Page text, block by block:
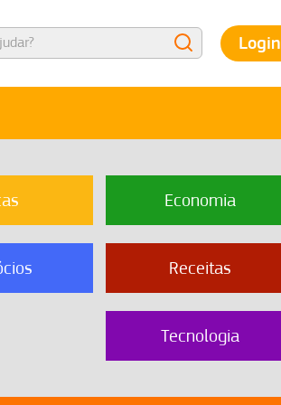
Login
Economia
Receitas
Tecnologia